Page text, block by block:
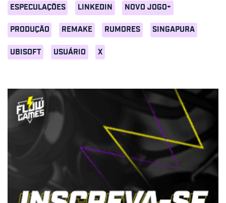
ESPECULAÇÕES LINKEDIN NOVO JOGO+
PRODUÇÃO REMAKE RUMORES SINGAPURA
UBISOFT USUÁRIO X